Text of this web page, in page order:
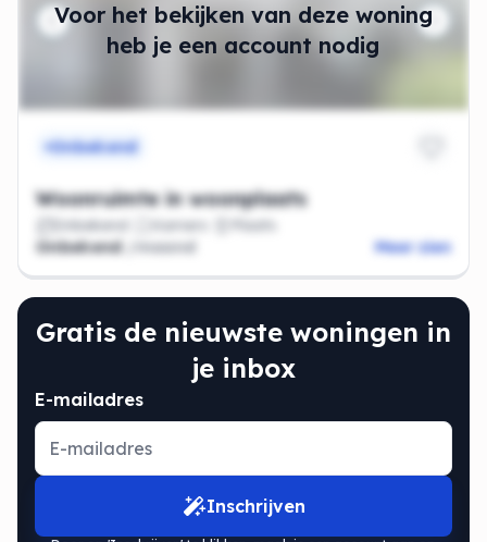
Voor het bekijken van deze woning
heb je een account nodig
Onbekend
Woonruimte in woonplaats
Onbekend Kamers
Plaats
Onbekend
/maand Meer zien
Gratis de nieuwste woningen in
je inbox
E-mailadres
Inschrijven